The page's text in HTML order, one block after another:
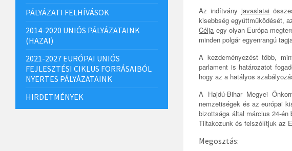
Az indítványjavaslatai
kisebbség együttműködését,
Célja egy olyan Európa
minden polgár egyenrangú
A kezdeményezést több,
parlament is határozatot
hogy az a hatályos
A Hajdú-Bihar Megyei
nemzetiségek és az európai
bizottsága által március 24-
Tiltakozunk és felszólítjuk az
Megosztás:
PÁLYÁZATI FELHÍVÁSOK
2014-2020 UNIÓS PÁLYÁZATAINK
(HAZAI)
2021-2027 EURÓPAI UNIÓS
FEJLESZTÉSI CIKLUS FORRÁSAIBÓL
NYERTES PÁLYÁZATAINK
HIRDETMÉNYEK